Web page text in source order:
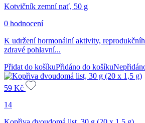
Kotvičník zemní nať, 50 g
0 hodnocení
K udržení hormonální aktivity,
zdravé pohlavní...
Přidat do košíkuPřidáno do košíku
59 Kč
14